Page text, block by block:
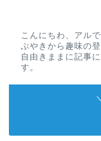
こんにちわ、アル
ぶやきから趣味の
自由きままに記事
す。